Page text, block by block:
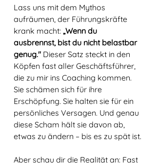
Lass uns mit dem Mythos
aufräumen, der Führungskräfte
krank macht: „Wenn du
ausbrennst, bist du nicht belastbar
genug." Dieser Satz steckt in den
Köpfen fast aller Geschäftsführer,
die zu mir ins Coaching kommen.
Sie schämen sich für ihre
Erschöpfung. Sie halten sie für ein
persönliches Versagen. Und genau
diese Scham hält sie davon ab,
etwas zu ändern – bis es zu spät ist.
Aber schau dir die Realität an: Fast